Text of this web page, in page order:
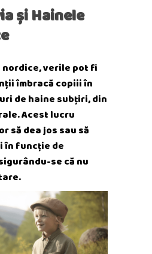
și Hainele
nordice, verile pot fi
îmbracă copiii în
de haine subțiri, din
Acest lucru
să dea jos sau să
în funcție de
se că nu